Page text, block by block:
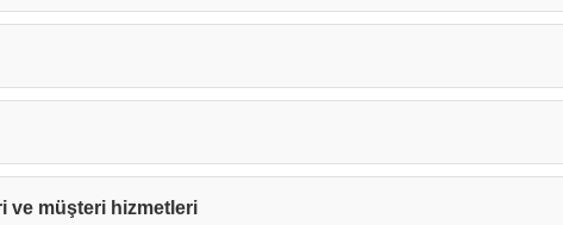
ve müşteri hizmetleri